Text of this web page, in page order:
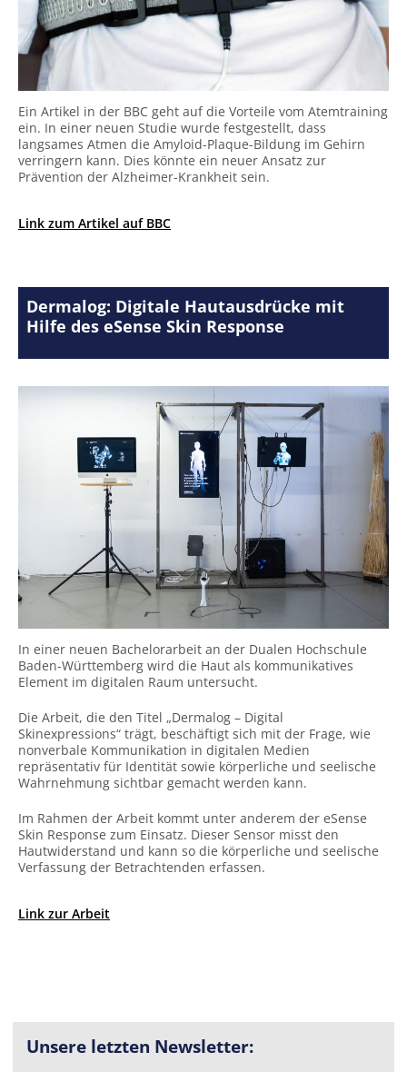
Ein Artikel in der BBC geht auf die Vorteile vom Atemtraining
ein. In einer neuen Studie wurde festgestellt, dass
langsames Atmen die Amyloid-Plaque-Bildung im Gehirn
verringern kann. Dies könnte ein neuer Ansatz zur
Prävention der Alzheimer-Krankheit sein.
Link zum Artikel auf BBC
Dermalog: Digitale Hautausdrücke mit
Hilfe des eSense Skin Response
In einer neuen Bachelorarbeit an der Dualen Hochschule
Baden-Württemberg wird die Haut als kommunikatives
Element im digitalen Raum untersucht.
Die Arbeit, die den Titel „Dermalog – Digital
Skinexpressions“ trägt, beschäftigt sich mit der Frage, wie
nonverbale Kommunikation in digitalen Medien
repräsentativ für Identität sowie körperliche und seelische
Wahrnehmung sichtbar gemacht werden kann.
Im Rahmen der Arbeit kommt unter anderem der eSense
Skin Response zum Einsatz. Dieser Sensor misst den
Hautwiderstand und kann so die körperliche und seelische
Verfassung der Betrachtenden erfassen.
Link zur Arbeit
Unsere letzten Newsletter: